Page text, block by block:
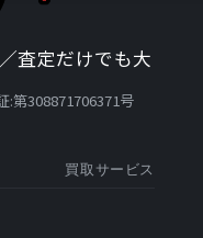
査定だけでも大
:第308871706371号
買取サービス